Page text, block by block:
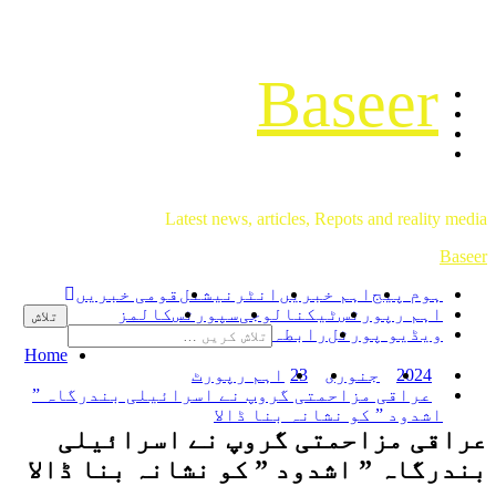
Baseer
Latest news, articles, Repots and reality media
Baseer
ہوم پیج اہم خبریں انٹرنیشنل قومی خبریں
اہم رپورٹسٹیکنالوجیسپورٹسکالمز
ویڈیو پورٹل رابطہ
Home
2024
جنوری
23
عراقی مزاحمتی گروپ نے اسرائیلی بندرگاہ ”
اشدود ” کو نشانہ بنا ڈالا
اہم رپورٹ
عراقی مزاحمتی گروپ نے اسرائیلی
بندرگاہ ” اشدود ” کو نشانہ بنا ڈالا